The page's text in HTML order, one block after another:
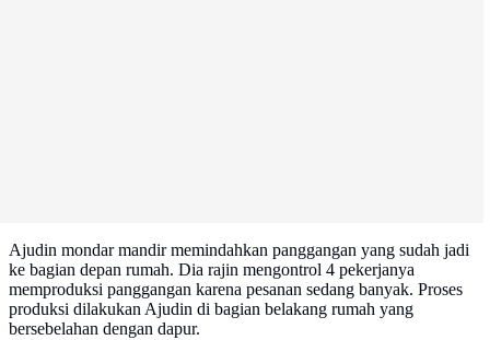
Ajudin mondar mandir memindahkan panggangan yang sudah jadi
ke bagian depan rumah. Dia rajin mengontrol 4 pekerjanya
memproduksi panggangan karena pesanan sedang banyak. Proses
produksi dilakukan Ajudin di bagian belakang rumah yang
bersebelahan dengan dapur.